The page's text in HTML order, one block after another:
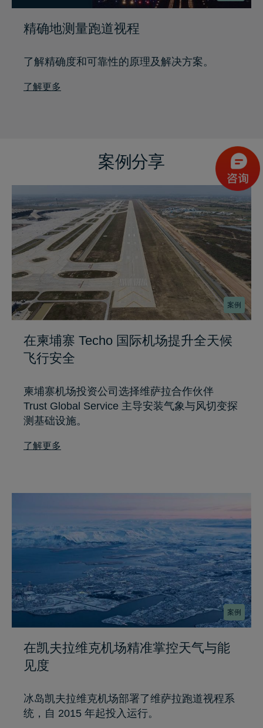
精确地测量跑道视程
了解精确度和可靠性的原理及解决方案。
了解更多
案例分享
案例
在柬埔寨 Techo 国际机场提升全天候
飞行安全
柬埔寨机场投资公司选择维萨拉合作伙伴
Trust Global Service 主导安装气象与风切变探
测基础设施。
了解更多
案例
在凯夫拉维克机场精准掌控天气与能
见度
冰岛凯夫拉维克机场部署了维萨拉跑道视程系
统，自 2015 年起投入运行。